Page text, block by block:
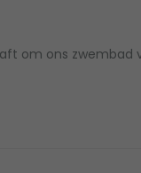
om ons zwembad